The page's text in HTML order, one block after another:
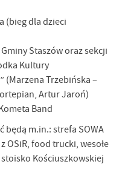
(bieg dla dzieci
Staszów oraz sekcji
Kultury
(Marzena Trzebińska –
Artur Jaroń)
Band
będą m.in.: strefa SOWA
OSiR, food trucki, wesołe
Kościuszkowskiej